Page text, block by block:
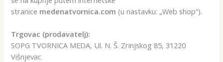
stranice medenatvornica.com (u nastavku: „Web shop“).
Trgovac (prodavatelj):
SOPG TVORNICA MEDA, Ul. N. Š. Zrinjskog 85, 31220
Višnjevac